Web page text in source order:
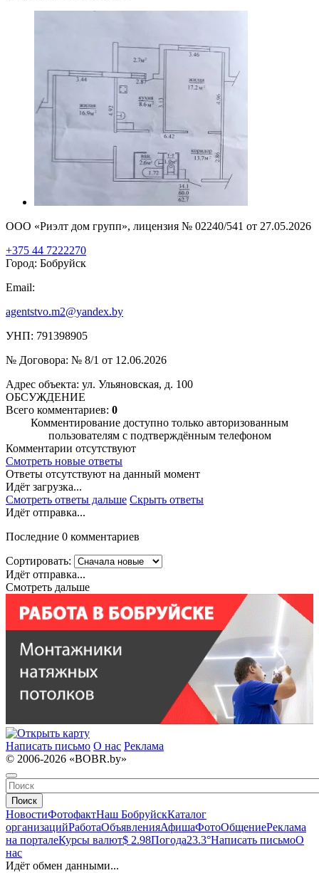
ООО «Риэлт дом групп», лицензия № 02240/541 от 27.05.2026
+375 44 7222270
Город: Бобруйск
Email:
agentstvo.m2@yandex.by
УНП: 791398905
№ Договора: № 8/1 от 12.06.2026
Адрес объекта: ул. Ульяновская, д. 100
ОБСУЖДЕНИЕ
Всего комментариев: 0
Комментирование доступно только авторизованным
пользователям с подтверждённым телефоном
Комментарии отсутствуют
Смотреть новые ответы
Ответы отсутствуют на данный момент
Идёт загрузка...
Смотреть ответы дальше Скрыть ответы
Идёт отправка...
Последние 0 комментариев
Сортировать:
Идёт отправка...
Смотреть дальше
Написать письмо О нас Реклама
© 2006-2026 «BOBR.by»
Поиск
НовостиФотофактНаш БобруйскКаталог
организацийРаботаОбъявленияАфишаФотоОбщениеРеклама
на порталеКурсы валют$ 2.98Погода23.3°Написать письмоО
нас
Идёт обмен данными...